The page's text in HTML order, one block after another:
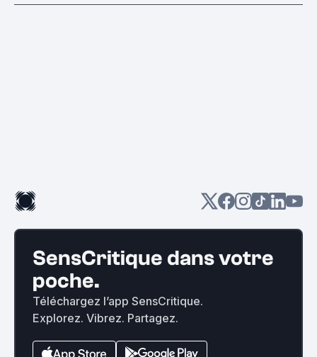
SensCritique dans votre
poche.
Téléchargez l’app SensCritique.
Explorez. Vibrez. Partagez.